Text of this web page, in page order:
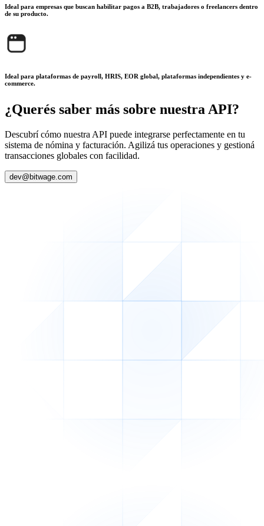
Ideal para empresas que buscan habilitar pagos a B2B, trabajadores o freelancers dentro
de su producto.
Ideal para plataformas de payroll, HRIS, EOR global, plataformas independientes y e-
commerce.
¿Querés saber más sobre nuestra API?
Descubrí cómo nuestra API puede integrarse perfectamente en tu
sistema de nómina y facturación. Agilizá tus operaciones y gestioná
transacciones globales con facilidad.
dev@bitwage.com